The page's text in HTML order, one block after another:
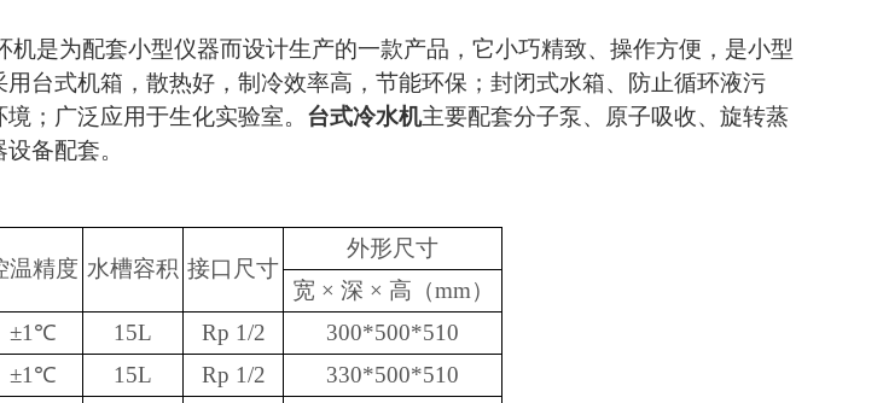
机是为配套小型仪器而设计生产的一款产品，它小巧精致、操作方便，是小型
台式机箱，散热好，制冷效率高，节能环保；封闭式水箱、防止循环液污
；广泛应用于生化实验室。 台式冷水机主要配套分子泵、原子吸收、旋转蒸
备配套。
温精度 水槽容积 接口尺寸
外形尺寸
宽 × 深 × 高（mm）
±1℃ 15L Rp 1/2
300*500*510
±1℃ 15L Rp 1/2
330*500*510